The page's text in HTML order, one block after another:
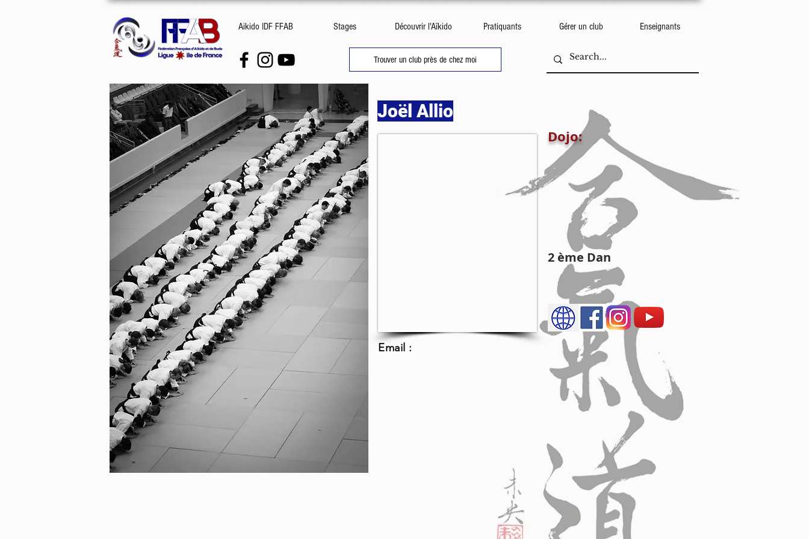
Aikido IDF FFAB Stages Découvrir l'Aïkido Pratiquants Gérer un club Enseignants
Trouver un club près de chez moi
Dojo:
2 ème Dan
Email :
Joël Allio